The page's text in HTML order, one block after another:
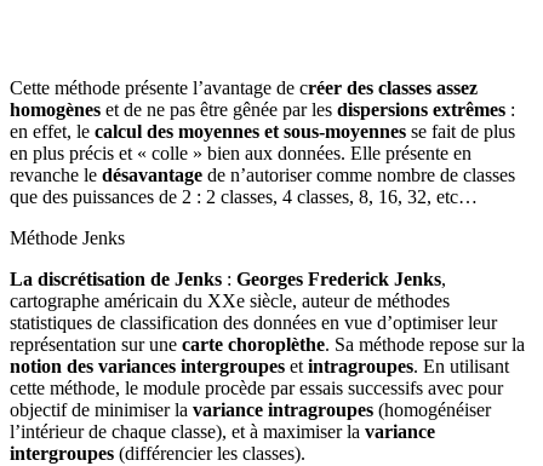
Cette méthode présente l’avantage de créer des classes assez
homogènes et de ne pas être gênée par les dispersions extrêmes :
en effet, le calcul des moyennes et sous-moyennes se fait de plus
en plus précis et « colle » bien aux données. Elle présente en
revanche le désavantage de n’autoriser comme nombre de classes
que des puissances de 2 : 2 classes, 4 classes, 8, 16, 32, etc…
Méthode Jenks
La discrétisation de Jenks : Georges Frederick Jenks,
cartographe américain du XXe siècle, auteur de méthodes
statistiques de classification des données en vue d’optimiser leur
représentation sur une carte choroplèthe. Sa méthode repose sur la
notion des variances intergroupes et intragroupes. En utilisant
cette méthode, le module procède par essais successifs avec pour
objectif de minimiser la variance intragroupes (homogénéiser
l’intérieur de chaque classe), et à maximiser la variance
intergroupes (différencier les classes).